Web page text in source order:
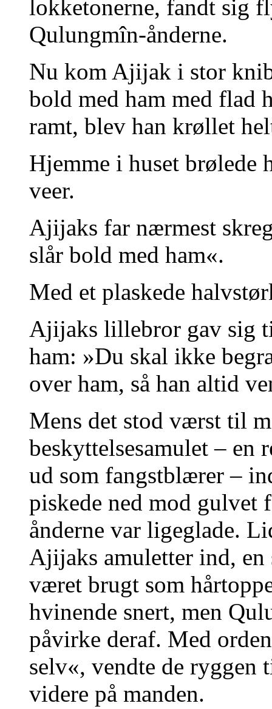
lokketonerne, fandt sig
Qulungmîn-ånderne.
Nu kom Ajijak i stor
bold med ham med flad
ramt, blev han krøllet
Hjemme i huset brølede
veer.
Ajijaks far nærmest
slår bold med ham«.
Med et plaskede
Ajijaks lillebror gav sig
ham: »Du skal ikke
over ham, så han altid
Mens det stod værst til
beskyttelsesamulet – en
ud som fangstblærer –
piskede ned mod gulvet
ånderne var ligeglade.
Ajijaks amuletter ind,
været brugt som
hvinende snert, men
påvirke deraf. Med
selv«, vendte de
videre på manden.